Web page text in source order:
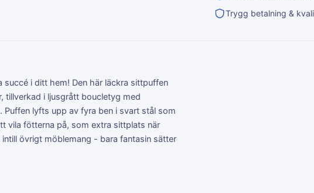
Trygg betalning &
i ditt hem! Den här läckra sittpuffen
tillverkad i ljusgrått boucletyg med
lyfts upp av fyra ben i svart stål som
vila fötterna på, som extra sittplats när
övrigt möblemang - bara fantasin sätter